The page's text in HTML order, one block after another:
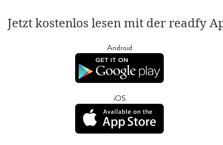
Jetzt kostenlos lesen mit der readfy
Android
iOS